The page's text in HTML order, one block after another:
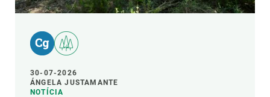
30-07-2026
ÁNGELA JUSTAMANTE
NOTÍCIA